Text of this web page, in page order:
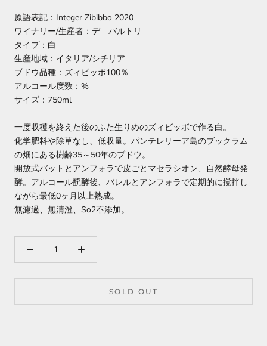
原語表記：Integer Zibibbo 2020
ワイナリー/生産者：デ バルトリ
タイプ：白
生産地域：イタリア/シチリア
ブドウ品種：ズィビッボ100％
アルコール度数：%
サイズ：750ml
一度収穫を終えた後のふた生りめのズィビッボで作る白。
化学肥料や除草なし、低収量。パンテレリーア島のブックラム
の畑にある樹齢35～50年のブドウ。
開放式バットとアンフォラで皮ごとマセラシオン、自然酵母発
酵。アルコール醗酵後、バレルとアンフォラで定期的に撹拌し
ながら最低0ヶ月以上熟成。
無濾過、無清澄、So2不添加。
SOLD OUT